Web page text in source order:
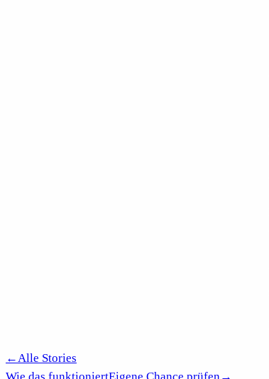
← Alle Stories
Wie das funktioniertEigene Chance prüfen →